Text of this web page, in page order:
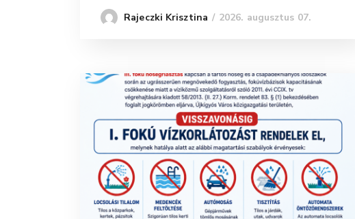
Rajeczki Krisztina 2026. augusztus 07.